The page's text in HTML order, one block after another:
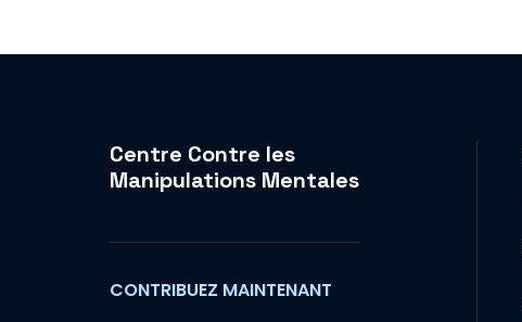
Centre Contre les
Manipulations Mentales
CONTRIBUEZ MAINTENANT